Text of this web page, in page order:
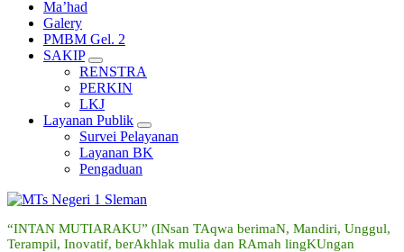
Ma’had
Galery
PMBM Gel. 2
SAKIP
RENSTRA
PERKIN
LKJ
Layanan Publik
Survei Pelayanan
Layanan BK
Pengaduan
“INTAN MUTIARAKU” (INsan TAqwa berimaN, Mandiri, Unggul,
Terampil, Inovatif, berAkhlak mulia dan RAmah lingKUngan